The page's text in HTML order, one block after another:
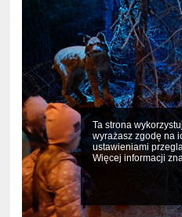
Ta strona
wyrażasz zgodę na
ustawieniami
Więcej informacji